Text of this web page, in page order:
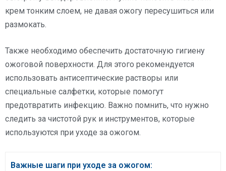
крем тонким слоем, не давая ожогу пересушиться или
размокать.
Также необходимо обеспечить достаточную гигиену
ожоговой поверхности. Для этого рекомендуется
использовать антисептические растворы или
специальные салфетки, которые помогут
предотвратить инфекцию. Важно помнить, что нужно
следить за чистотой рук и инструментов, которые
используются при уходе за ожогом.
Важные шаги при уходе за ожогом: